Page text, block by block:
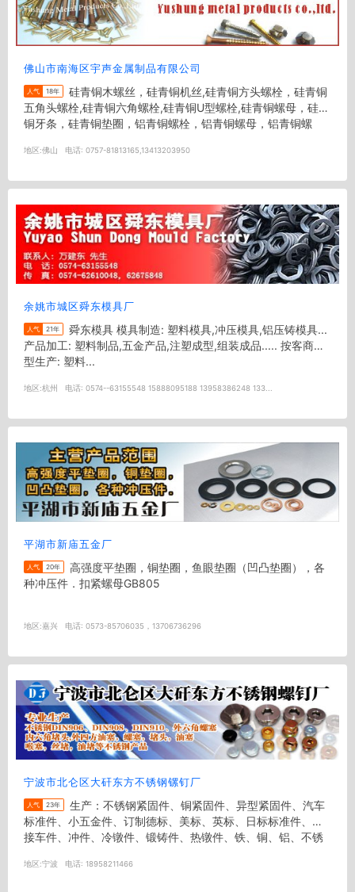
佛山市南海区宇声金属制品有限公司
人气 18年
五角头螺栓,硅青铜六角螺栓,硅青铜U型螺栓,硅青铜螺母，硅青
铜牙条，硅青铜垫圈，铝青铜螺栓，铝青铜螺母，铝青铜螺
地区:佛山 电话: 0757-81813165,13413203950
余姚市城区舜东模具厂
人气 21年
产品加工: 塑料制品,五金产品,注塑成型,组装成品..... 按客商定
型生产: 塑料...
地区:杭州 电话: 0574--63155548 15888095188 13958386248 133...
平湖市新庙五金厂
人气 20年
种冲压件．扣紧螺母GB805
地区:嘉兴 电话: 0573-85706035，13706736296
宁波市北仑区大矸东方不锈钢镙钉厂
人气 23年
标准件、小五金件、订制德标、美标、英标、日标标准件、承
接车件、冲件、冷镦件、锻铸件、热镦件、铁、铜、铝、不锈
地区:宁波 电话: 18958211466